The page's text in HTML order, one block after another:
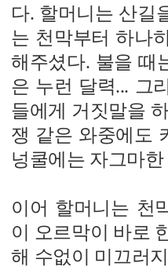
다. 할머니는 산길
는 천막부터 하나
해주셨다. 불을 때
은 누런 달력... 그
들에게 거짓말을
쟁 같은 와중에도
넝쿨에는 자그마
이어 할머니는 천
이 오르막이 바로
해 수없이 미끄러